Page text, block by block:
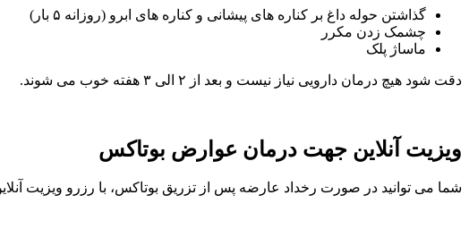
گذاشتن حوله داغ بر کناره های پیشانی و کناره های ابرو (روزانه ۵ بار)
چشمک زدن مکرر
ماساژ پلک
دقت شود هیچ درمان دارویی نیاز نیست و بعد از ۲ الی ۳ هفته خوب می شوند.
ویزیت آنلاین جهت درمان عوارض بوتاکس
شما می توانید در صورت رخداد عارضه پس از تزریق بوتاکس، با رزرو ویزیت